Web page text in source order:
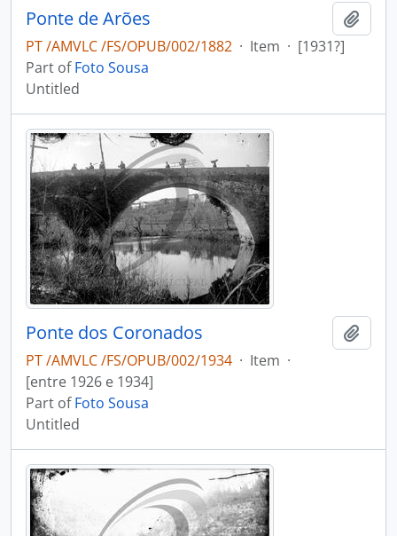
Ponte de Arões
PT /AMVLC /FS/OPUB/002/1882 · Item · [1931?]
Part ofFoto Sousa
Untitled
Ponte dos Coronados
PT /AMVLC /FS/OPUB/002/1934 · Item ·
[entre 1926 e 1934]
Part ofFoto Sousa
Untitled